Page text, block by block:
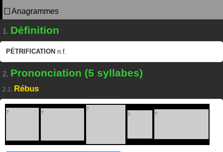
Anagrammes
1. Définition
PÉTRIFICATION n.f.
2. Prononciation (5 syllabes)
2.1. Rébus
? ?
?
?
?